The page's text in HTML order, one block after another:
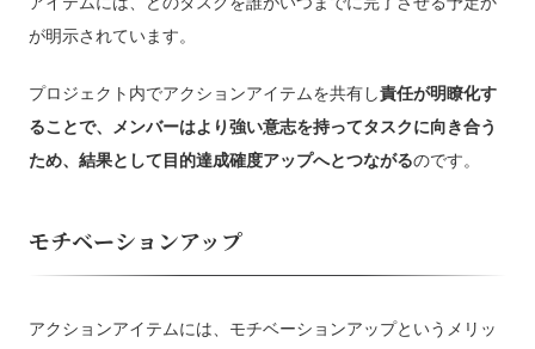
が明示されています。
プロジェクト内でアクションアイテムを共有し責任が明瞭化す
ることで、メンバーはより強い意志を持ってタスクに向き合う
ため、結果として目的達成確度アップへとつながるのです。
モチベーションアップ
アクションアイテムには、モチベーションアップというメリッ